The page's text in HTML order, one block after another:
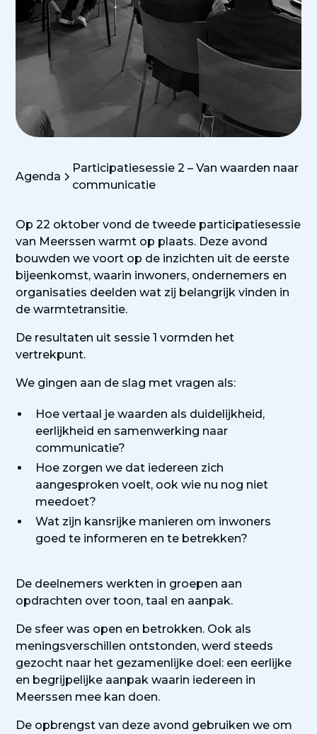
Agenda
Participatiesessie 2 – Van waarden naar
communicatie
Op 22 oktober vond de tweede participatiesessie
van Meerssen warmt op plaats. Deze avond
bouwden we voort op de inzichten uit de eerste
bijeenkomst, waarin inwoners, ondernemers en
organisaties deelden wat zij belangrijk vinden in
de warmtetransitie.
De resultaten uit sessie 1 vormden het
vertrekpunt.
We gingen aan de slag met vragen als:
Hoe vertaal je waarden als duidelijkheid,
eerlijkheid en samenwerking naar
communicatie?
Hoe zorgen we dat iedereen zich
aangesproken voelt, ook wie nu nog niet
meedoet?
Wat zijn kansrijke manieren om inwoners
goed te informeren en te betrekken?
De deelnemers werkten in groepen aan
opdrachten over toon, taal en aanpak.
De sfeer was open en betrokken. Ook als
meningsverschillen ontstonden, werd steeds
gezocht naar het gezamenlijke doel: een eerlijke
en begrijpelijke aanpak waarin iedereen in
Meerssen mee kan doen.
De opbrengst van deze avond gebruiken we om